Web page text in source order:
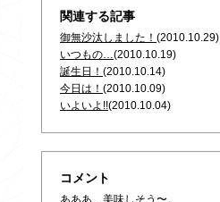
関連する記事
御無沙汰しました！ (2010.10.29)
いつもの…(2010.10.19)
誕生日！ (2010.10.14)
今日は！ (2010.10.09)
いよいよ!!(2010.10.04)
コメント
あああ、美味しそう〜。